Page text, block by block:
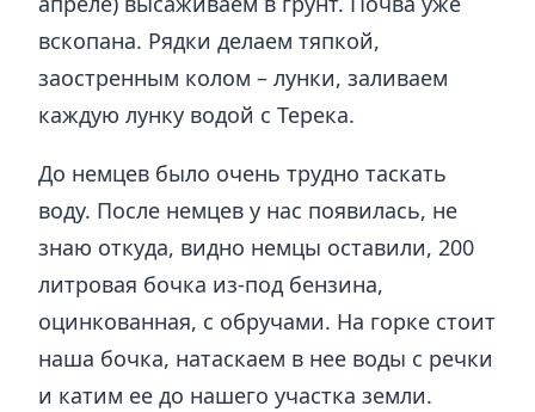
вскопана. Рядки делаем тяпкой,
заостренным колом – лунки, заливаем
каждую лунку водой с Терека.
До немцев было очень трудно таскать
воду. После немцев у нас появилась, не
знаю откуда, видно немцы оставили, 200
литровая бочка из-под бензина,
оцинкованная, с обручами. На горке стоит
наша бочка, натаскаем в нее воды с речки
и катим ее до нашего участка земли.